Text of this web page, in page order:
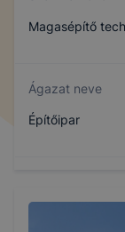
Magasépítő
Ágazat neve
Építőipar